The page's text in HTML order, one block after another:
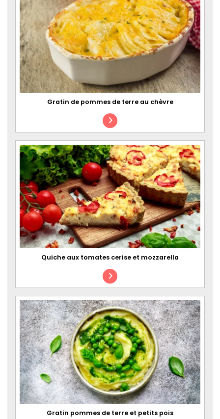
Gratin de pommes de terre au chèvre
Quiche aux tomates cerise et mozzarella
Gratin pommes de terre et petits pois